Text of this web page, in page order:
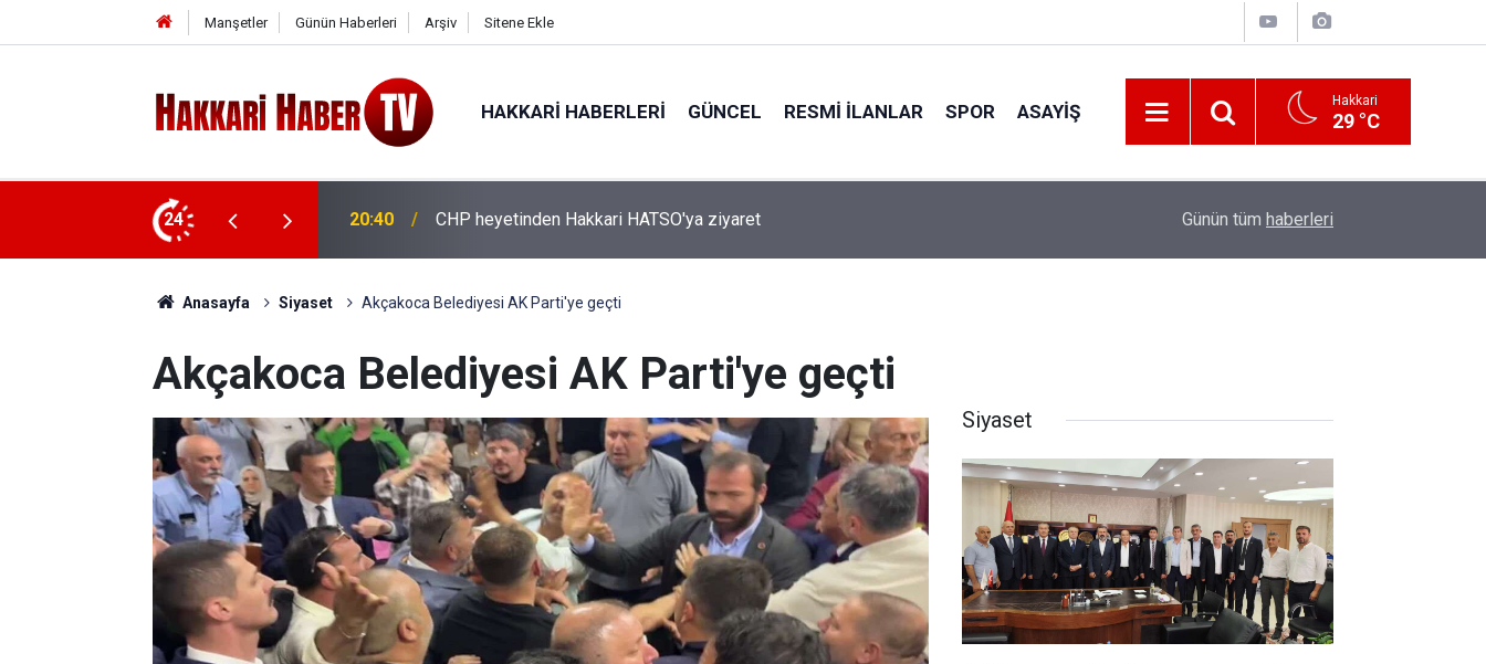
Manşetler Günün Haberleri Arşiv Sitene Ekle
HAKKARI HABERLERI GÜNCEL RESMI İLANLAR SPOR ASAYIŞ Hakkari
29 °C
24 20:36 İhtiyaç Sahibi Engellilere umut olan bağış Başkan Çayan Çiçek, konfederasyon heyetini
Günün tüm haberleri
Anasayfa Siyaset Akçakoca Belediyesi AK Parti'ye geçti
Akçakoca Belediyesi AK Parti'ye geçti
Siyaset